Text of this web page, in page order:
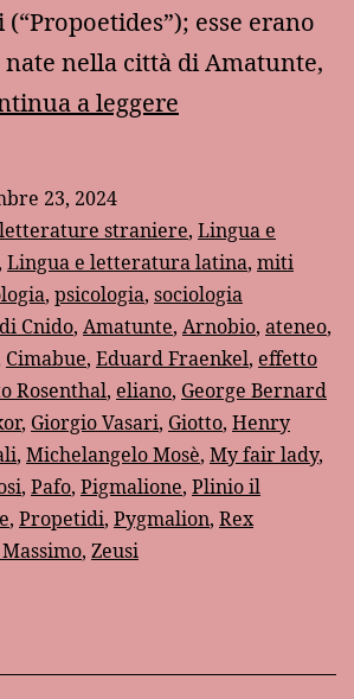
esse erano
nella città di Amatunte,
a leggere
Pigmalione
23, 2024
letterature straniere, Lingua e
, Lingua e letteratura latina, miti
, psicologia, sociologia
Cnido, Amatunte, Arnobio, ateneo,
Cimabue, Eduard Fraenkel, effetto
Rosenthal, eliano, George Bernard
, Giorgio Vasari, Giotto, Henry
, Michelangelo Mosè, My fair lady,
, Pafo, Pigmalione, Plinio il
, Propetidi, Pygmalion, Rex
, Zeusi